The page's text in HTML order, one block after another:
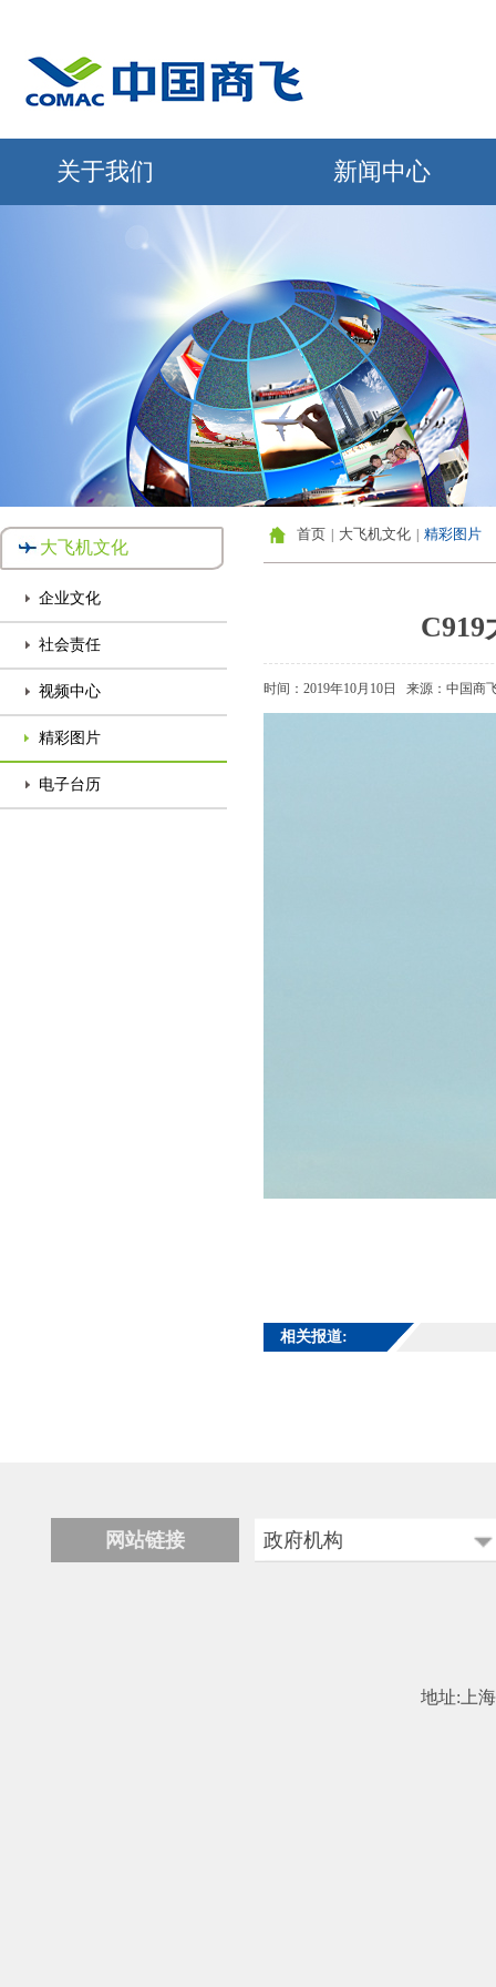
关于我们 新闻中心
大飞机文化
企业文化
社会责任
视频中心
精彩图片
电子台历
首页 大飞机文化 精彩图片
时间：2019年10月10日 来源：中国商
相关报道:
网站链接
政府机构
地址:上